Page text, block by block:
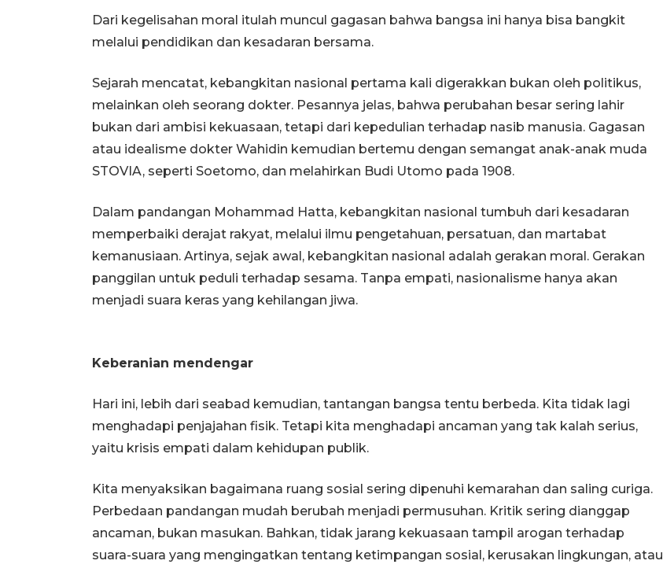
Dari kegelisahan moral itulah muncul gagasan bahwa bangsa ini hanya bisa bangkit
melalui pendidikan dan kesadaran bersama.
Sejarah mencatat, kebangkitan nasional pertama kali digerakkan bukan oleh politikus,
melainkan oleh seorang dokter. Pesannya jelas, bahwa perubahan besar sering lahir
bukan dari ambisi kekuasaan, tetapi dari kepedulian terhadap nasib manusia. Gagasan
atau idealisme dokter Wahidin kemudian bertemu dengan semangat anak-anak muda
STOVIA, seperti Soetomo, dan melahirkan Budi Utomo pada 1908.
Dalam pandangan Mohammad Hatta, kebangkitan nasional tumbuh dari kesadaran
memperbaiki derajat rakyat, melalui ilmu pengetahuan, persatuan, dan martabat
kemanusiaan. Artinya, sejak awal, kebangkitan nasional adalah gerakan moral. Gerakan
panggilan untuk peduli terhadap sesama. Tanpa empati, nasionalisme hanya akan
menjadi suara keras yang kehilangan jiwa.
Keberanian mendengar
Hari ini, lebih dari seabad kemudian, tantangan bangsa tentu berbeda. Kita tidak lagi
menghadapi penjajahan fisik. Tetapi kita menghadapi ancaman yang tak kalah serius,
yaitu krisis empati dalam kehidupan publik.
Kita menyaksikan bagaimana ruang sosial sering dipenuhi kemarahan dan saling curiga.
Perbedaan pandangan mudah berubah menjadi permusuhan. Kritik sering dianggap
ancaman, bukan masukan. Bahkan, tidak jarang kekuasaan tampil arogan terhadap
suara-suara yang mengingatkan tentang ketimpangan sosial, kerusakan lingkungan, atau